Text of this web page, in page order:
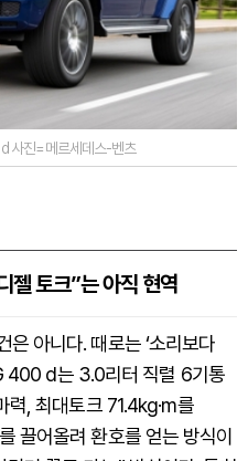
사진=메르세데스-벤츠
토크”는 아직 현역
아니다. 때로는 ‘소리보다
400 d는 3.0리터 직렬 6기통
, 최대토크 71.4kg·m를
끌어올려 환호를 얻는 방식이